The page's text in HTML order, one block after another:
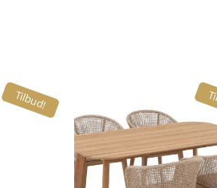
Tilbud!